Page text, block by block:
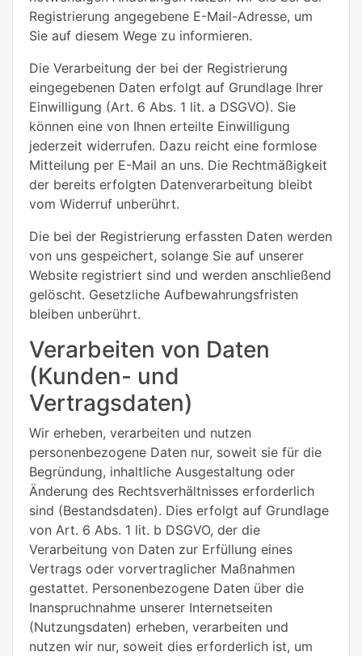
Registrierung angegebene E-Mail-Adresse, um
Sie auf diesem Wege zu informieren.
Die Verarbeitung der bei der Registrierung
eingegebenen Daten erfolgt auf Grundlage Ihrer
Einwilligung (Art. 6 Abs. 1 lit. a DSGVO). Sie
können eine von Ihnen erteilte Einwilligung
jederzeit widerrufen. Dazu reicht eine formlose
Mitteilung per E-Mail an uns. Die Rechtmäßigkeit
der bereits erfolgten Datenverarbeitung bleibt
vom Widerruf unberührt.
Die bei der Registrierung erfassten Daten werden
von uns gespeichert, solange Sie auf unserer
Website registriert sind und werden anschließend
gelöscht. Gesetzliche Aufbewahrungsfristen
bleiben unberührt.
Verarbeiten von Daten
(Kunden- und
Vertragsdaten)
Wir erheben, verarbeiten und nutzen
personenbezogene Daten nur, soweit sie für die
Begründung, inhaltliche Ausgestaltung oder
Änderung des Rechtsverhältnisses erforderlich
sind (Bestandsdaten). Dies erfolgt auf Grundlage
von Art. 6 Abs. 1 lit. b DSGVO, der die
Verarbeitung von Daten zur Erfüllung eines
Vertrags oder vorvertraglicher Maßnahmen
gestattet. Personenbezogene Daten über die
Inanspruchnahme unserer Internetseiten
(Nutzungsdaten) erheben, verarbeiten und
nutzen wir nur, soweit dies erforderlich ist, um